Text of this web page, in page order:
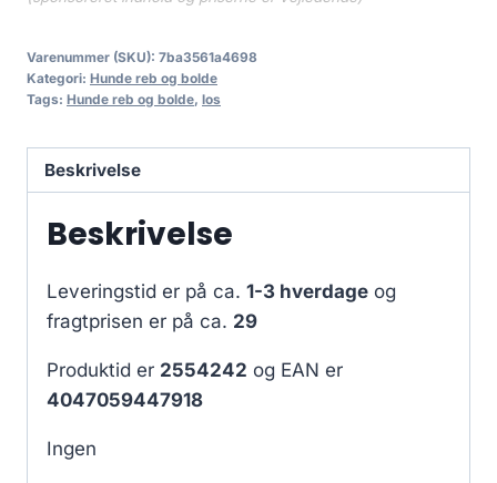
Varenummer (SKU): 7ba3561a4698
Kategori: Hunde reb og bolde
Tags: Hunde reb og bolde, los
Beskrivelse
Beskrivelse
Leveringstid er på ca. 1-3 hverdage og
fragtprisen er på ca. 29
Produktid er 2554242 og EAN er
4047059447918
Ingen